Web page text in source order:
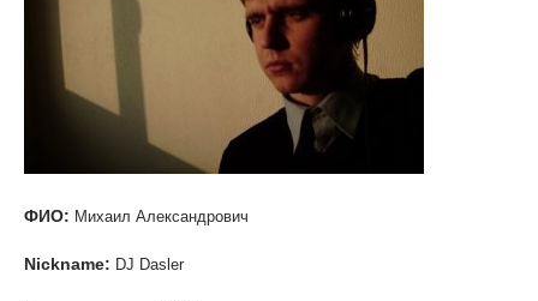
ФИО: Михаил Александрович
Nickname: DJ Dasler